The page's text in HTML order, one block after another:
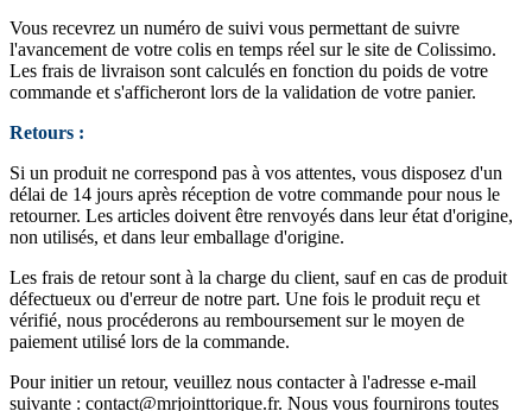
Vous recevrez un numéro de suivi vous permettant de suivre
l'avancement de votre colis en temps réel sur le site de Colissimo.
Les frais de livraison sont calculés en fonction du poids de votre
commande et s'afficheront lors de la validation de votre panier.
Retours :
Si un produit ne correspond pas à vos attentes, vous disposez d'un
délai de 14 jours après réception de votre commande pour nous le
retourner. Les articles doivent être renvoyés dans leur état d'origine,
non utilisés, et dans leur emballage d'origine.
Les frais de retour sont à la charge du client, sauf en cas de produit
défectueux ou d'erreur de notre part. Une fois le produit reçu et
vérifié, nous procéderons au remboursement sur le moyen de
paiement utilisé lors de la commande.
Pour initier un retour, veuillez nous contacter à l'adresse e-mail
suivante : contact@mrjointtorique.fr. Nous vous fournirons toutes